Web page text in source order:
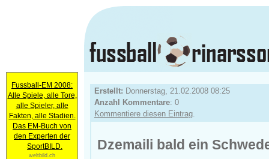
Erstellt: Donnerstag, 21.02.2008 08:25
Anzahl Kommentare: 0
Kommentiere diesen Eintrag.
Dzemaili bald ein
Fussball-EM 2008:
Alle Spiele, alle Tore,
alle Spieler, alle
Fakten, alle Stadien.
Das EM-Buch von
den Experten der
SportBILD.
weltbild.ch